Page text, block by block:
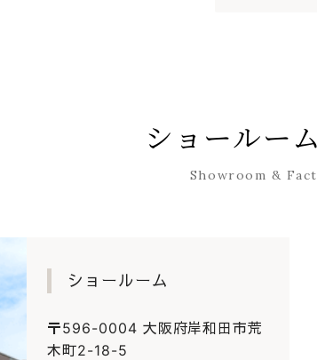
ショールー
Showroom &
ショールーム
〒596-0004 大阪府岸和田市荒
木町2-18-5